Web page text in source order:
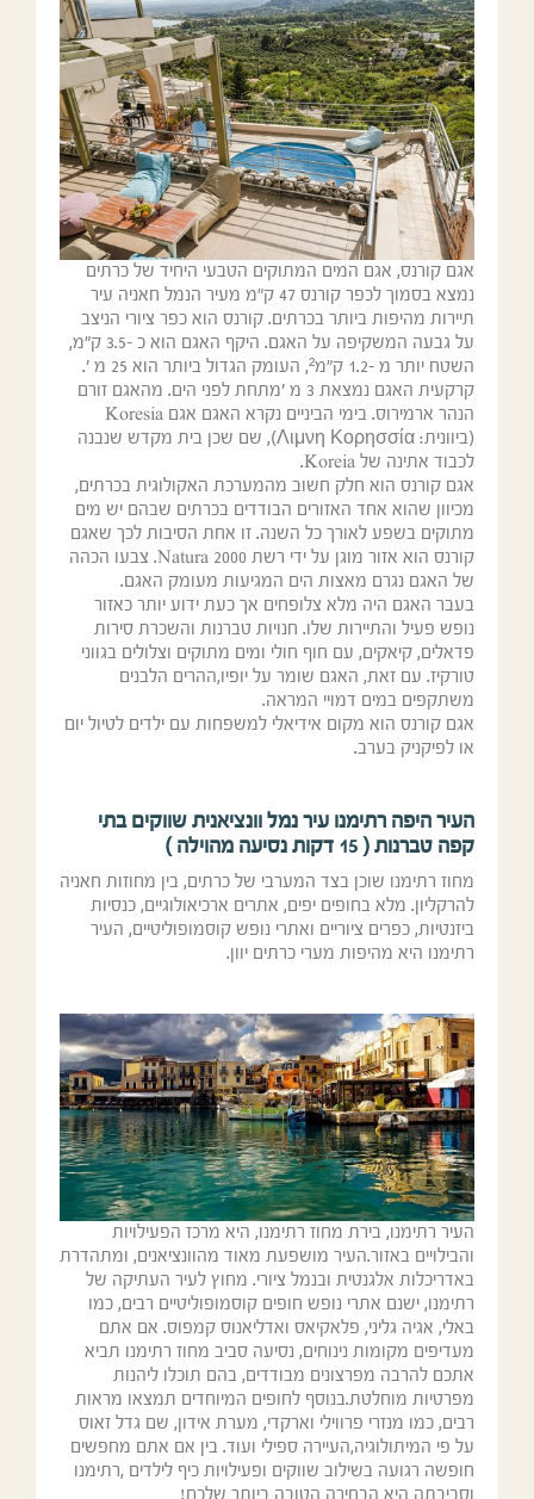
אגם קורנס, אגם המים המתוקים הטבעי היחיד של כרתים
נמצא בסמוך לכפר קורנס 47 ק"מ מעיר הנמל חאניה עיר
תיירות מהיפות ביותר בכרתים. קורנס הוא כפר ציורי הניצב
על גבעה המשקיפה על האגם. היקף האגם הוא כ -3.5 ק"מ,
השטח יותר מ -1.2 ק"מ², העומק הגדול ביותר הוא 25 מ '.
קרקעית האגם נמצאת 3 מ 'מתחת לפני הים. מהאגם זורם
הנהר ארמירוס. בימי הביניים נקרא האגם אגם Koresia
(ביוונית: Λιμνη Κορησσία), שם שכן בית מקדש שנבנה
לכבוד אתינה של Koreia.
אגם קורנס הוא חלק חשוב מהמערכת האקולוגית בכרתים,
מכיוון שהוא אחד האזורים הבודדים בכרתים שבהם יש מים
מתוקים בשפע לאורך כל השנה. זו אחת הסיבות לכך שאגם
קורנס הוא אזור מוגן על ידי רשת Natura 2000. צבעו הכהה
של האגם נגרם מאצות הים המגיעות מעומק האגם.
בעבר האגם היה מלא צלופחים אך כעת ידוע יותר כאזור
נופש פעיל והתיירות שלו. חנויות טברנות והשכרת סירות
פדאלים, קיאקים, עם חוף חולי ומים מתוקים וצלולים בגווני
טורקיז. עם זאת, האגם שומר על יופיו,ההרים הלבנים
משתקפים במים דמויי המראה.
אגם קורנס הוא מקום אידיאלי למשפחות עם ילדים לטיול יום
או לפיקניק בערב.
העיר היפה רתימנו עיר נמל וונציאנית שווקים בתי
קפה טברנות ( 15 דקות נסיעה מהוילה )
מחוז רתימנו שוכן בצד המערבי של כרתים, בין מחוזות חאניה
להרקליון. מלא בחופים יפים, אתרים ארכיאולוגיים, כנסיות
ביזנטיות, כפרים ציוריים ואתרי נופש קוסמופוליטיים, העיר
רתימנו היא מהיפות מערי כרתים יוון.
העיר רתימנו, בירת מחוז רתימנו, היא מרכז הפעילויות
והבילויים באזור.העיר מושפעת מאוד מהוונציאנים, ומתהדרת
באדריכלות אלגנטית ובנמל ציורי. מחוץ לעיר העתיקה של
רתימנו, ישנם אתרי נופש חופים קוסמופוליטיים רבים, כמו
באלי, אגיה גליני, פלאקיאס ואדליאנוס קמפוס. אם אתם
מעדיפים מקומות נינוחים, נסיעה סביב מחוז רתימנו תביא
אתכם להרבה מפרצונים מבודדים, בהם תוכלו ליהנות
מפרטיות מוחלטת.בנוסף לחופים המיוחדים תמצאו מראות
רבים, כמו מנזרי פרווילי וארקדי, מערת אידון, שם גדל זאוס
על פי המיתולוגיה,העיירה ספילי ועוד. בין אם אתם מחפשים
חופשה רגועה בשילוב שווקים ופעילויות כיף לילדים ,רתימנו